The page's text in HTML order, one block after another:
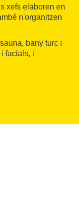
xefs elaboren en
n'organitzen
bany turc i
facials, i
les zones
es poden fer